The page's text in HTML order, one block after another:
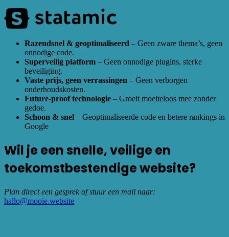
Razendsnel & geoptimaliseerd – Geen zware thema’s, geen
onnodige code.
Superveilig platform – Geen onnodige plugins, sterke
beveiliging.
Vaste prijs, geen verrassingen – Geen verborgen
onderhoudskosten.
Future-proof technologie – Groeit moeiteloos mee zonder
gedoe.
Schoon & snel – Geoptimaliseerde code en betere rankings in
Google
Wil je een snelle, veilige en
toekomstbestendige website?
Plan direct een gesprek of stuur een mail naar:
hallo@mooie.website